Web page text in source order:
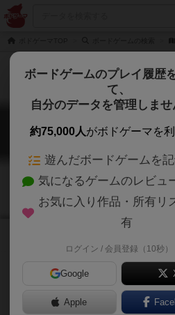
菓子道
Kashido
お菓子のタイルを動かして
ボードゲームのプレイ履歴
て、
自分のデータを管理しませ
約75,000人がボドゲーマを利
遊んだボードゲームを
気になるゲームのレビュ
お気に入り作品・所有リ
有
ログイン / 会員登録（10秒）
Google
Apple